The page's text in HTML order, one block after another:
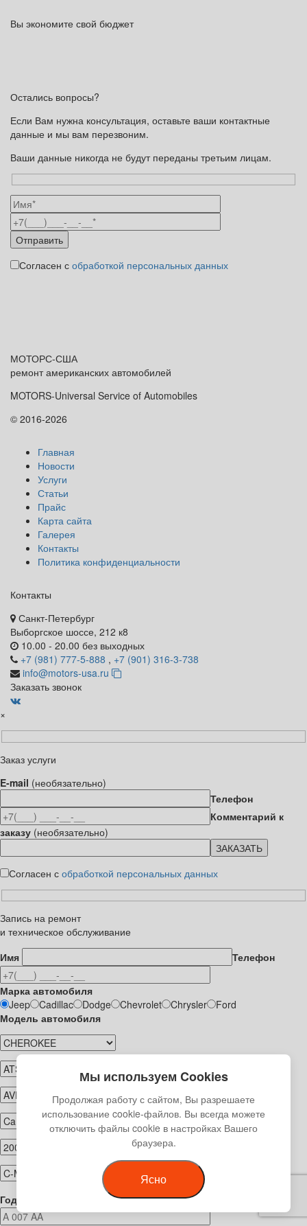
Вы экономите свой бюджет
Остались вопросы?
Если Вам нужна консультация, оставьте ваши контактные
данные и мы вам перезвоним.
Ваши данные никогда не будут переданы третьим лицам.
Согласен с обработкой персональных данных
МОТОРС-США
ремонт американских автомобилей
MOTORS-Universal Service of Automobiles
© 2016-2026
Главная
Новости
Услуги
Статьи
Прайс
Карта сайта
Галерея
Контакты
Политика конфиденциальности
Контакты
Санкт-Петербург
Выборгское шоссе, 212 к8
10.00 - 20.00 без выходных
+7 (981) 777-5-888 , +7 (901) 316-3-738
info@motors-usa.ru
Заказать звонок
×
Заказ услуги
E-mail (необязательно)
Телефон
Комментарий к
заказу (необязательно)
Согласен с обработкой персональных данных
Запись на ремонт
и техническое обслуживание
Имя
Телефон
Марка автомобиля
Jeep
Cadillac Dodge Chevrolet Chrysler
Ford
Модель автомобиля
Год выпуска Регистрационный номер автомобиля
Мы используем Cookies
Продолжая работу с сайтом, Вы разрешаете
использование cookie-файлов. Вы всегда можете
отключить файлы cookie в настройках Вашего
браузера.
Ясно